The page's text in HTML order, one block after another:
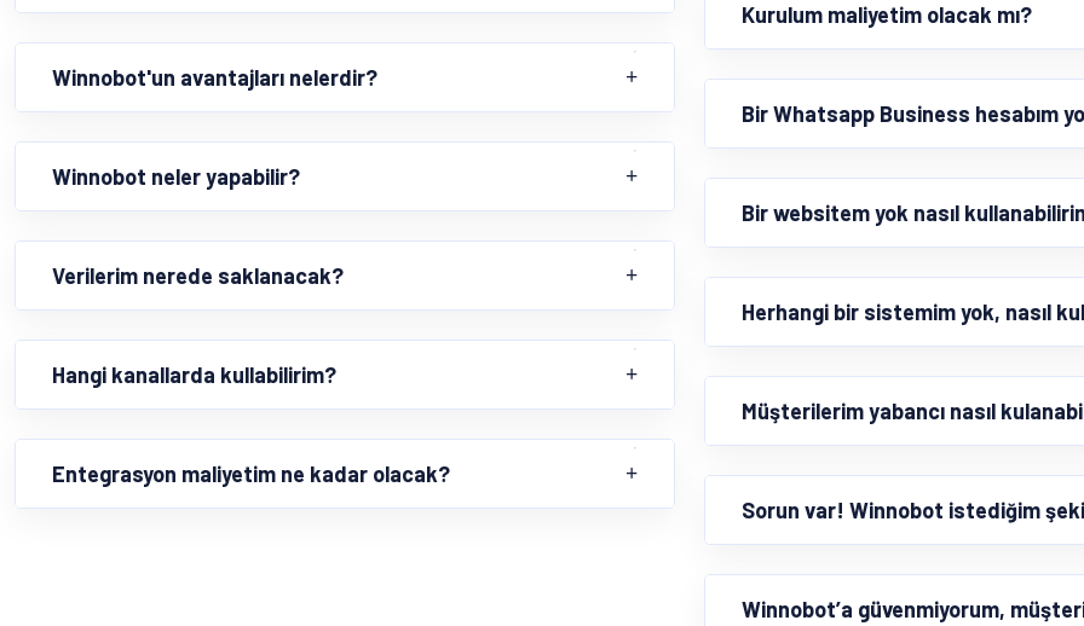
Winnobot'un avantajları nelerdir?
Winnobot neler yapabilir?
Verilerim nerede saklanacak?
Hangi kanallarda kullabilirim?
Entegrasyon maliyetim ne kadar olacak?
Kurulum maliyetim olacak mı?
Bir Whatsapp Business hesabım
Bir websitem yok nasıl
Herhangi bir sistemim yok, nasıl
Müşterilerim yabancı nasıl
Sorun var! Winnobot istediğim
Winnobot’a güvenmiyorum,